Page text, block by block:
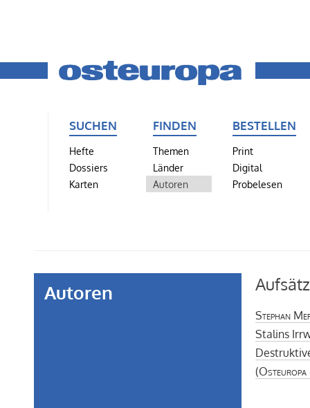
SUCHEN
Hefte
Dossiers
Karten
FINDEN
Themen
Länder
Autoren
BESTELLEN
Print
Digital
Probelesen
Autoren
Stephan
Stalins
(Osteuropa